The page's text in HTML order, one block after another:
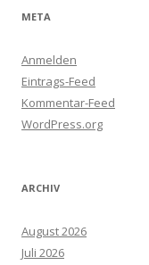
META
Anmelden
Eintrags-Feed
Kommentar-Feed
WordPress.org
ARCHIV
August 2026
Juli 2026